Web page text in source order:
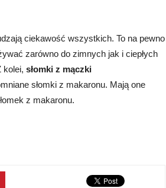
ciekawość wszystkich. To na pewno
zarówno do zimnych jak i ciepłych
kolei, słomki z mączki
słomki z makaronu. Mają one
z makaronu.